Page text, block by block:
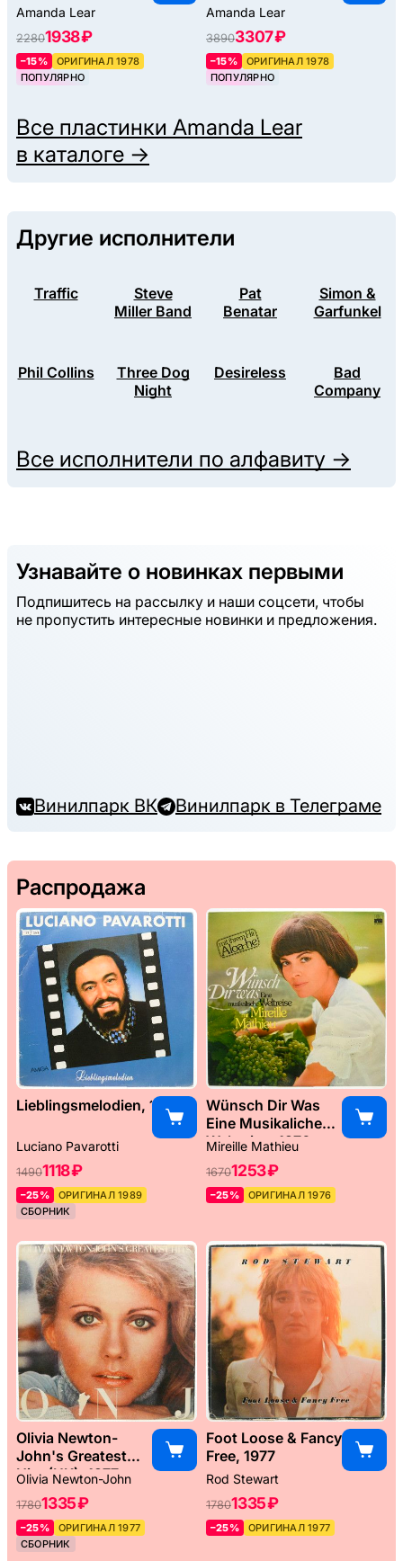
Amanda Lear
22801938 ₽
–15%
ОРИГИНАЛ 1978
ПОПУЛЯРНО
Amanda Lear
38903307 ₽
–15%
ОРИГИНАЛ 1978
ПОПУЛЯРНО
Все пластинки Amanda Lear
в каталоге →
Другие исполнители
Traffic
Steve
Miller Band
Pat
Benatar
Simon &
Garfunkel
Phil Collins
Three Dog
Night
Desireless
Bad
Company
Все исполнители по алфавиту →
Узнавайте о новинках первыми
Подпишитесь на рассылку и наши соцсети, чтобы
не пропустить интересные новинки и предложения.
Винилпарк ВК Винилпарк в Телеграме
Распродажа
Lieblingsmelodien, 1989
Luciano Pavarotti
14901118 ₽
–25%
ОРИГИНАЛ 1989
СБОРНИК
Wünsch Dir Was
Eine Musikaliche
Weltreise, 1976
Mireille Mathieu
16701253 ₽
–25% ОРИГИНАЛ 1976
Olivia Newton-
John's Greatest
Hits (UK), 1977
Olivia Newton-John
17801335 ₽
–25%
ОРИГИНАЛ 1977
СБОРНИК
Foot Loose & Fancy
Free, 1977
Rod Stewart
17801335 ₽
–25% ОРИГИНАЛ 1977